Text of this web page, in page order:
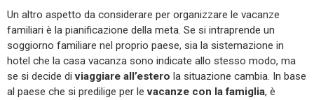
Un altro aspetto da considerare per organizzare le vacanze
familiari è la pianificazione della meta. Se si intraprende un
soggiorno familiare nel proprio paese, sia la sistemazione in
hotel che la casa vacanza sono indicate allo stesso modo, ma
se si decide diviaggiare all’estero la situazione cambia. In base
al paese che si predilige per levacanze con la famiglia, è